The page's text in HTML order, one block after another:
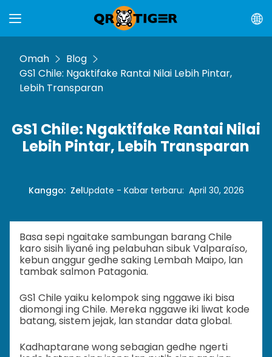
Omah
Blog
GS1 Chile: Ngaktifake Rantai Nilai Lebih Pintar,
Lebih Transparan
GS1 Chile: Ngaktifake Rantai Nilai
Lebih Pintar, Lebih Transparan
Kanggo: ZelUpdate - Kabar terbaru: April 30, 2026
Basa sepi ngaitake sambungan barang Chile
karo sisih liyané ing pelabuhan sibuk Valparaíso,
kebun anggur gedhe saking Lembah Maipo, lan
tambak salmon Patagonia.
GS1 Chile yaiku kelompok sing nggawe iki bisa
diomongi ing Chile. Mereka nggawe iki liwat kode
batang, sistem jejak, lan standar data global.
Kadhaptarane wong sebagian gedhe ngerti